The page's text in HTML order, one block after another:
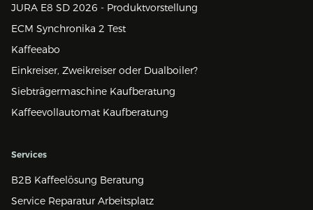
JURA E8 SD 2026 - Produktvorstellung
ECM Synchronika 2 Test
Kaffeeabo
Einkreiser, Zweikreiser oder Dualboiler?
Siebträgermaschine Kaufberatung
Kaffeevollautomat Kaufberatung
Services
B2B Kaffeelösung Beratung
Service Reparatur Arbeitsplatz